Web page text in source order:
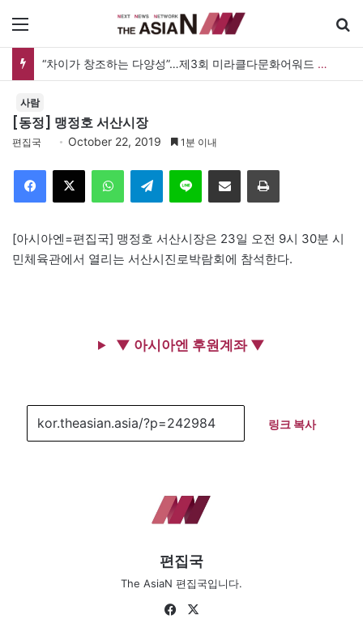
“차이가 창조하는 다양성”…제3회 미라클다문화어워드 시상식
사람
[동정] 맹정호 서산시장
편집국 October 22, 2019 1분 이내
Telegram 이메일
[아시아엔=편집국] 맹정호 서산시장은 23일 오전 9시 30분 시
민체육관에서 열리는 서산시진로박람회에 참석한다.
▼ 아시아엔 후원계좌 ▼
링크 복사
편집국
The AsiaN 편집국입니다.
Fa